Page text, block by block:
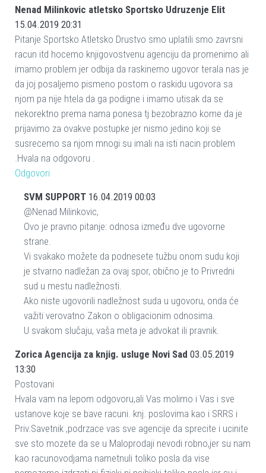
Nenad Milinkovic atletsko Sportsko Udruzenje Elit
15.04.2019 20:31
Pitanje Sportsko Atletsko Drustvo smo uplatili smo zavrsni
racun itd hocemo knjigovostvenu agenciju da promenimo ali
imamo problem jer odbija da raskinemo ugovor terala nas je
da joj posaljemo pismeno postom o raskidu ugovora sa
njom pa nije htela da ga podigne i imamo utisak da se
nekorektno prema nama ponesa tj bezobrazno kome da je
prijavimo za ovakve postupke jer nismo jedino koji se
susrecemo sa njom mnogi su imali na isti nacin problem
.Hvala na odgovoru .
Odgovori
SVM SUPPORT 16.04.2019 00:03
@Nenad Milinkovic,
Ovo je pravno pitanje: odnosa između dve ugovorne
strane.
Vi svakako možete da podnesete tužbu onom sudu koji
je stvarno nadležan za ovaj spor, obično je to Privredni
sud u mestu nadležnosti.
Ako niste ugovorili nadležnost suda u ugovoru, onda će
važiti verovatno Zakon o obligacionim odnosima.
U svakom slučaju, vaša meta je advokat ili pravnik.
Zorica Agencija za knjig. usluge Novi Sad 03.05.2019
13:30
Postovani
Hvala vam na lepom odgovoru,ali Vas molimo i Vas i sve
ustanove koje se bave racuni. knj. poslovima kao i SRRS i
Priv.Savetnik ,podrzace vas sve agencije da sprecite i ucinite
sve sto mozete da se u Maloprodaji nevodi robno,jer su nam
kao racunovodjama nametnuli toliko posla da vise